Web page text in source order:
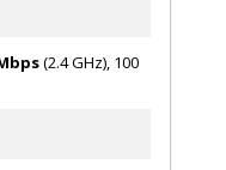
(2.4 GHz), 100